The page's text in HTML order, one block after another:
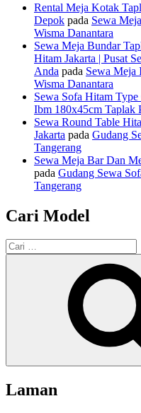
Rental Meja Kotak
Depok pada Sewa
Wisma Danantara
Sewa Meja Bundar
Hitam Jakarta | Pusat
Anda pada Sewa Meja
Wisma Danantara
Sewa Sofa Hitam
Ibm 180x45cm Taplak
Sewa Round Table
Jakarta pada Gudang
Tangerang
Sewa Meja Bar Dan
pada Gudang Sewa
Tangerang
Cari Model
Pencarian
untuk:
Laman